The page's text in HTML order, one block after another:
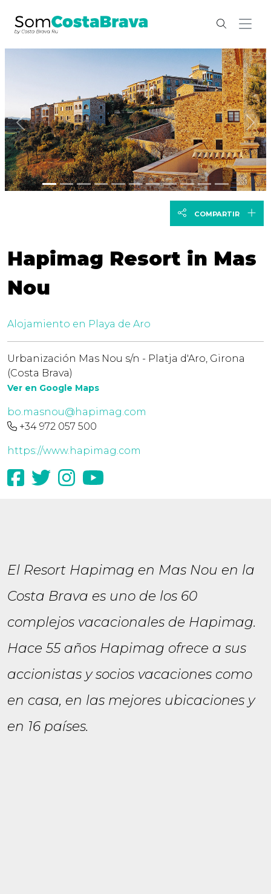
Anterior
Hapimag Resort in Mas
Nou
Alojamiento en Playa de Aro
Urbanización Mas Nou s/n - Platja d'Aro, Girona
(Costa Brava)
Ver en Google Maps
bo.masnou@hapimag.com
+34 972 057 500
https://www.hapimag.com
COMPARTIR
El Resort Hapimag en Mas Nou en la
Costa Brava es uno de los 60
complejos vacacionales de Hapimag.
Hace 55 años Hapimag ofrece a sus
accionistas y socios vacaciones como
en casa, en las mejores ubicaciones y
en 16 países.